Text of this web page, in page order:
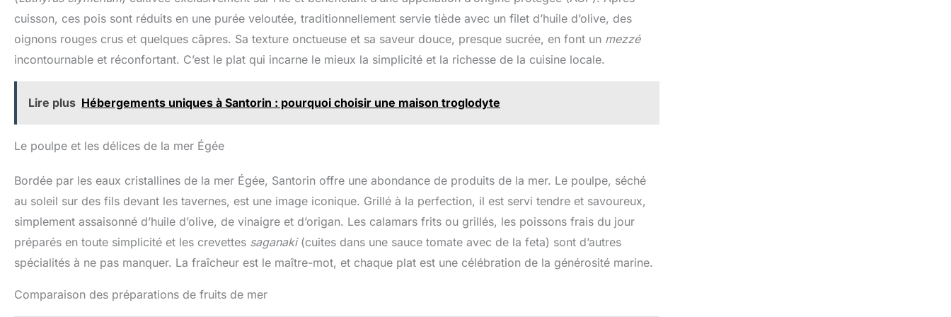
l’assaisonnement et
sublimer vos recettes
préférées. 🌍 Récoltée de
Manière Durable – Issue
d’oliveraies familiales et
de l’environnement.
authentique. Parfait pour
arroser des salades,
croustillant, faire mariner
de la viande ou ajouter
pour rôtir, frire et griller.
finale. 🫒Qualité
supérieure - 100 % huile
d'olive vierge grecque
extra issue d'olives
strictement sélectionnées
- L'huile d'olive extra
vierge provient d'olives
commençons
immédiatement la
d’olive, en utilisant toutes
les MÉTHODES
appliquées aujourd’hui.
chaude. ✅ GRÂCE À CE
PROCESSUS DE
PRODUCTION, notre huile
d’olive est RICHE EN
POLYPHÉNOLS,
VITAMINES et GRAISSES
cuisson, ces pois sont réduits en une purée veloutée, traditionnellement servie tiède avec un filet d’huile d’olive, des
oignons rouges crus et quelques câpres. Sa texture onctueuse et sa saveur douce, presque sucrée, en font un mezzé
incontournable et réconfortant. C’est le plat qui incarne le mieux la simplicité et la richesse de la cuisine locale.
Lire plus Hébergements uniques à Santorin : pourquoi choisir une maison troglodyte
Le poulpe et les délices de la mer Égée
Bordée par les eaux cristallines de la mer Égée, Santorin offre une abondance de produits de la mer. Le poulpe, séché
au soleil sur des fils devant les tavernes, est une image iconique. Grillé à la perfection, il est servi tendre et savoureux,
simplement assaisonné d’huile d’olive, de vinaigre et d’origan. Les calamars frits ou grillés, les poissons frais du jour
préparés en toute simplicité et les crevettes saganaki(cuites dans une sauce tomate avec de la feta) sont d’autres
spécialités à ne pas manquer. La fraîcheur est le maître-mot, et chaque plat est une célébration de la générosité marine.
Comparaison des préparations de fruits de mer